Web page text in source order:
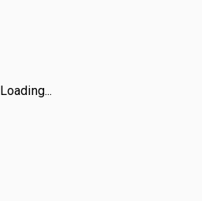
Loading...